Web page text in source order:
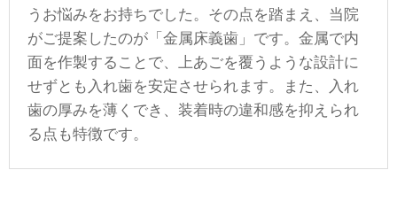
うお悩みをお持ちでした。その点を踏まえ、当院
がご提案したのが「金属床義歯」です。金属で内
面を作製することで、上あごを覆うような設計に
せずとも入れ歯を安定させられます。また、入れ
歯の厚みを薄くでき、装着時の違和感を抑えられ
る点も特徴です。